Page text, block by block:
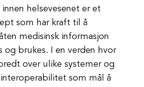
helsevesenet er et
som har kraft til å
medisinsk informasjon
og brukes. I en verden hvor
over ulike systemer og
som mål å